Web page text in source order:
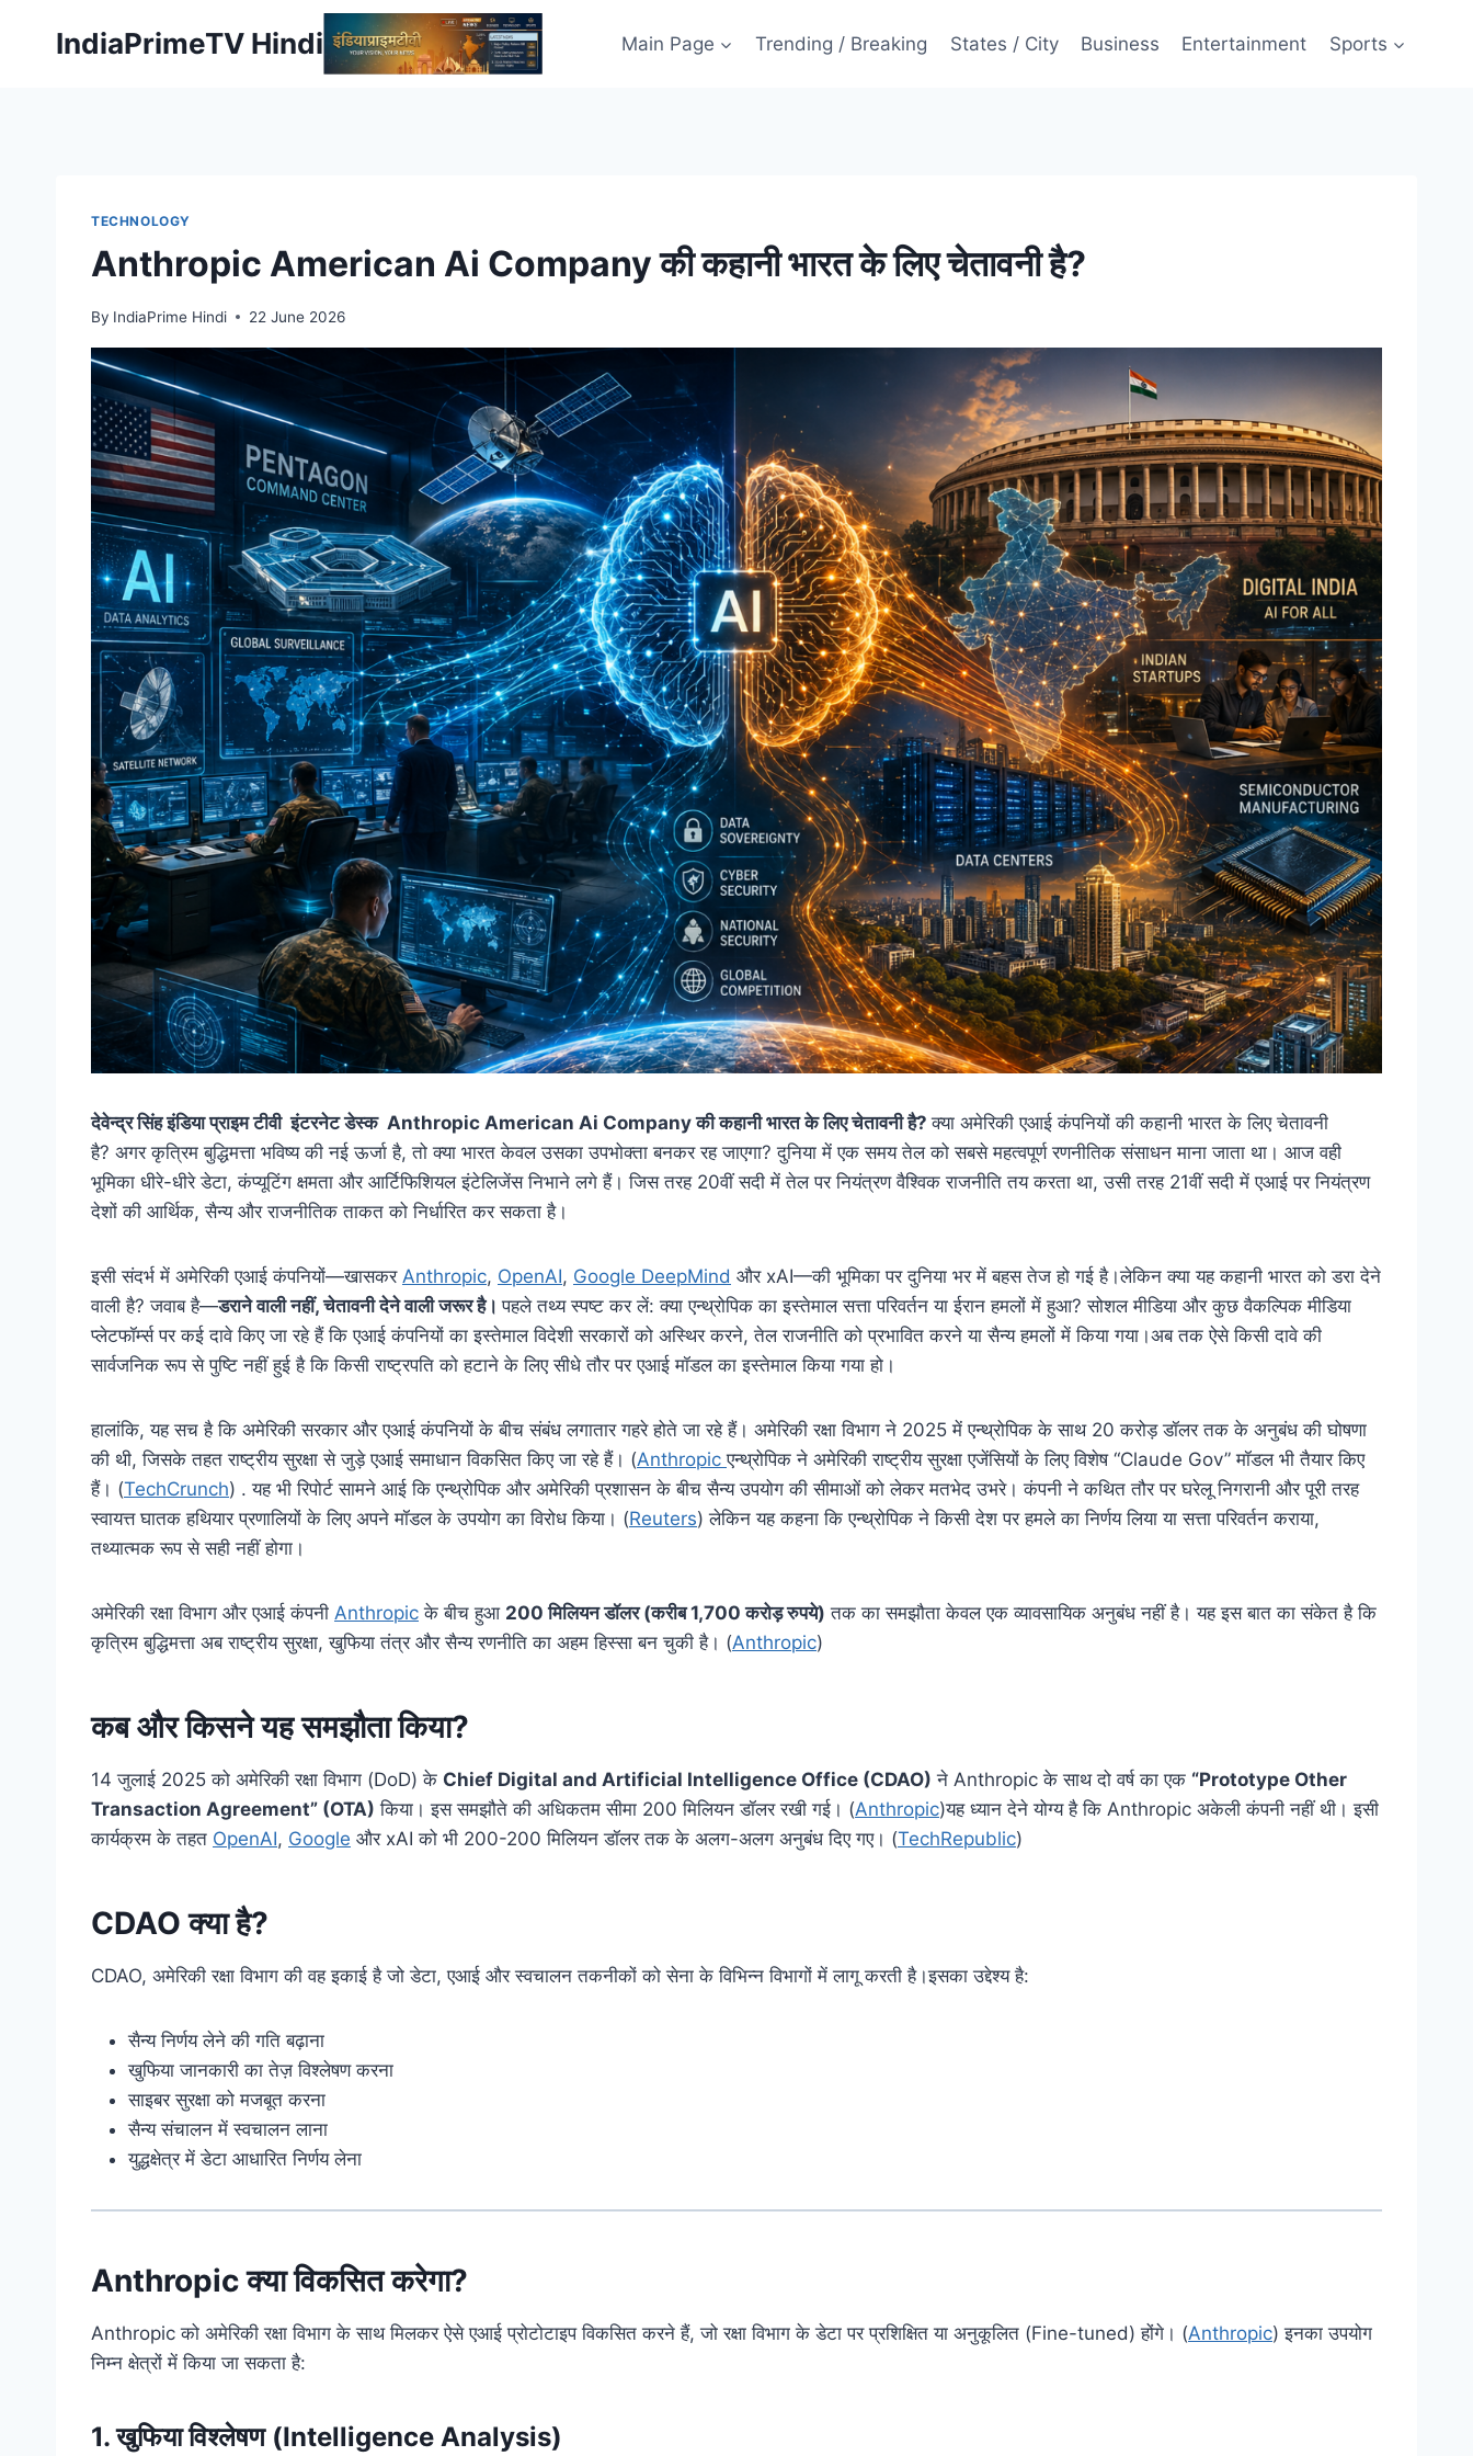
IndiaPrimeTV Hindi Main Page Trending / Breaking States / City Business Entertainment Sports
TECHNOLOGY
Anthropic American Ai Company की कहानी भारत के लिए चेतावनी है?
By IndiaPrime Hindi 22 June 2026
देवेन्द्र सिंह इंडिया प्राइम टीवी इंटरनेट डेस्क Anthropic American Ai Company की कहानी भारत के लिए चेतावनी है?क्या अमेरिकी एआई कंपनियों की कहानी भारत के लिए चेतावनी
है? अगर कृत्रिम बुद्धिमत्ता भविष्य की नई ऊर्जा है, तो क्या भारत केवल उसका उपभोक्ता बनकर रह जाएगा? दुनिया में एक समय तेल को सबसे महत्वपूर्ण रणनीतिक संसाधन माना जाता था। आज वही
भूमिका धीरे-धीरे डेटा, कंप्यूटिंग क्षमता और आर्टिफिशियल इंटेलिजेंस निभाने लगे हैं। जिस तरह 20वीं सदी में तेल पर नियंत्रण वैश्विक राजनीति तय करता था, उसी तरह 21वीं सदी में एआई पर नियंत्रण
देशों की आर्थिक, सैन्य और राजनीतिक ताकत को निर्धारित कर सकता है।
इसी संदर्भ में अमेरिकी एआई कंपनियों—खासकर Anthropic, OpenAI, Google DeepMind और xAI—की भूमिका पर दुनिया भर में बहस तेज हो गई है।लेकिन क्या यह कहानी भारत को डरा देने
वाली है? जवाब है—डराने वाली नहीं, चेतावनी देने वाली जरूर है।पहले तथ्य स्पष्ट कर लें: क्या एन्थ्रोपिक का इस्तेमाल सत्ता परिवर्तन या ईरान हमलों में हुआ? सोशल मीडिया और कुछ वैकल्पिक मीडिया
प्लेटफॉर्म्स पर कई दावे किए जा रहे हैं कि एआई कंपनियों का इस्तेमाल विदेशी सरकारों को अस्थिर करने, तेल राजनीति को प्रभावित करने या सैन्य हमलों में किया गया।अब तक ऐसे किसी दावे की
सार्वजनिक रूप से पुष्टि नहीं हुई है कि किसी राष्ट्रपति को हटाने के लिए सीधे तौर पर एआई मॉडल का इस्तेमाल किया गया हो।
हालांकि, यह सच है कि अमेरिकी सरकार और एआई कंपनियों के बीच संबंध लगातार गहरे होते जा रहे हैं। अमेरिकी रक्षा विभाग ने 2025 में एन्थ्रोपिक के साथ 20 करोड़ डॉलर तक के अनुबंध की घोषणा
की थी, जिसके तहत राष्ट्रीय सुरक्षा से जुड़े एआई समाधान विकसित किए जा रहे हैं। (Anthropicएन्थ्रोपिक ने अमेरिकी राष्ट्रीय सुरक्षा एजेंसियों के लिए विशेष “Claude Gov” मॉडल भी तैयार किए
हैं। (TechCrunch) . यह भी रिपोर्ट सामने आई कि एन्थ्रोपिक और अमेरिकी प्रशासन के बीच सैन्य उपयोग की सीमाओं को लेकर मतभेद उभरे। कंपनी ने कथित तौर पर घरेलू निगरानी और पूरी तरह
स्वायत्त घातक हथियार प्रणालियों के लिए अपने मॉडल के उपयोग का विरोध किया। (Reuters) लेकिन यह कहना कि एन्थ्रोपिक ने किसी देश पर हमले का निर्णय लिया या सत्ता परिवर्तन कराया,
तथ्यात्मक रूप से सही नहीं होगा।
अमेरिकी रक्षा विभाग और एआई कंपनी Anthropic के बीच हुआ 200 मिलियन डॉलर (करीब 1,700 करोड़ रुपये) तक का समझौता केवल एक व्यावसायिक अनुबंध नहीं है। यह इस बात का संकेत है कि
कृत्रिम बुद्धिमत्ता अब राष्ट्रीय सुरक्षा, खुफिया तंत्र और सैन्य रणनीति का अहम हिस्सा बन चुकी है। (Anthropic)
कब और किसने यह समझौता किया?
14 जुलाई 2025 को अमेरिकी रक्षा विभाग (DoD) के Chief Digital and Artificial Intelligence Office (CDAO) ने Anthropic के साथ दो वर्ष का एक “Prototype Other
Transaction Agreement” (OTA) किया। इस समझौते की अधिकतम सीमा 200 मिलियन डॉलर रखी गई। (Anthropic)यह ध्यान देने योग्य है कि Anthropic अकेली कंपनी नहीं थी। इसी
कार्यक्रम के तहत OpenAI, Google और xAI को भी 200-200 मिलियन डॉलर तक के अलग-अलग अनुबंध दिए गए। (TechRepublic)
CDAO क्या है?
CDAO, अमेरिकी रक्षा विभाग की वह इकाई है जो डेटा, एआई और स्वचालन तकनीकों को सेना के विभिन्न विभागों में लागू करती है।इसका उद्देश्य है:
सैन्य निर्णय लेने की गति बढ़ाना
खुफिया जानकारी का तेज़ विश्लेषण करना
साइबर सुरक्षा को मजबूत करना
सैन्य संचालन में स्वचालन लाना
युद्धक्षेत्र में डेटा आधारित निर्णय लेना
Anthropic क्या विकसित करेगा?
Anthropic को अमेरिकी रक्षा विभाग के साथ मिलकर ऐसे एआई प्रोटोटाइप विकसित करने हैं, जो रक्षा विभाग के डेटा पर प्रशिक्षित या अनुकूलित (Fine-tuned) होंगे। (Anthropic) इनका उपयोग
निम्न क्षेत्रों में किया जा सकता है:
1. खुफिया विश्लेषण (Intelligence Analysis)